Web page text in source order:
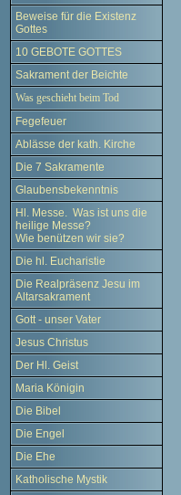
Beweise für die Existenz
Gottes
10 GEBOTE GOTTES
Sakrament der Beichte
Was geschieht beim Tod
Fegefeuer
Ablässe der kath. Kirche
Die 7 Sakramente
Glaubensbekenntnis
Hl. Messe. Was ist uns die
heilige Messe?
Wie benützen wir sie?
Die hl. Eucharistie
Die Realpräsenz Jesu im
Altarsakrament
Gott - unser Vater
Jesus Christus
Der Hl. Geist
Maria Königin
Die Bibel
Die Engel
Die Ehe
Katholische Mystik